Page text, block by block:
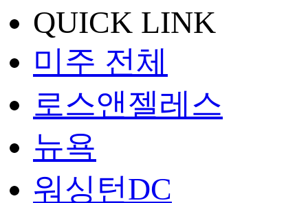
QUICK LINK
미주 전체
로스앤젤레스
뉴욕
워싱턴DC